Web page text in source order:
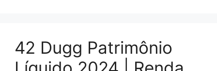
42 Dugg Patrimônio